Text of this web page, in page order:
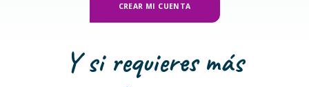
CREAR MI CUENTA
Y si requieres más